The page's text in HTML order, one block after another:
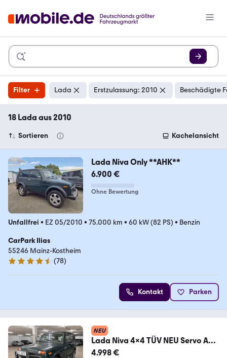
Filter Lada Erstzulassung: 2010 Beschädigte
18 Lada aus 2010
Sortieren Kachelansicht
Lada Niva Only **AHK**
6.900 €
Ohne Bewertung
Unfallfrei • EZ 05/2010 • 75.000 km • 60 kW (82 PS) • Benzin
CarPark Ilias
55246 Mainz-Kostheim
4.6 Sterne
(78)
Kontakt Parken
NEU
Lada Niva 4x4 TÜV NEU Servo AHK
Kopfdichtung NEU
4.998 €